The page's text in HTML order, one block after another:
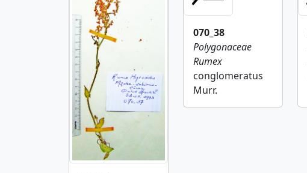
070_38
Polygonaceae
Rumex
conglomeratus
Murr.